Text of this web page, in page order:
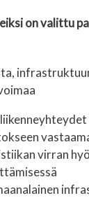
on valittu
virran